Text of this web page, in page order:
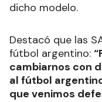
dicho modelo.
Destacó que las
fútbol argentino:
cambiarnos con
al fútbol
que venimos